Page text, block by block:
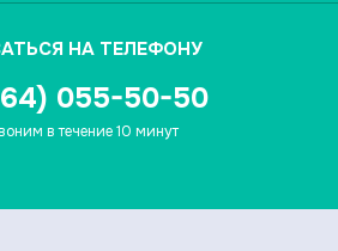
НА ТЕЛЕФОНУ
055-50-50
в течение 10 минут